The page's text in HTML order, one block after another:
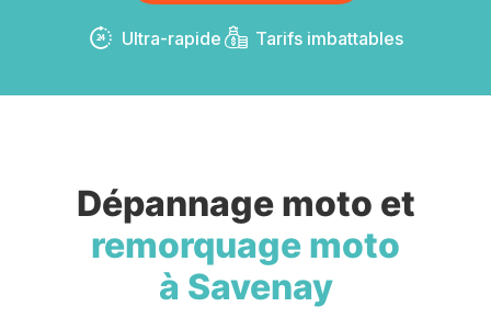
Ultra-rapide Tarifs imbattables
Dépannage moto et
remorquage moto
à Savenay